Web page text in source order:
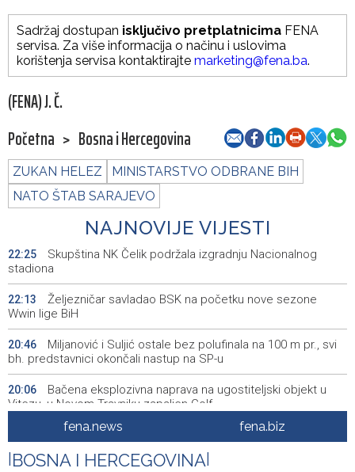
Sadržaj dostupan isključivo pretplatnicima FENA
servisa. Za više informacija o načinu i uslovima
korištenja servisa kontaktirajte marketing@fena.ba.
(FENA) J. Č.
Početna > Bosna i Hercegovina
ZUKAN HELEZ
MINISTARSTVO ODBRANE BIH
NATO ŠTAB SARAJEVO
NAJNOVIJE VIJESTI
22:25
Skupština NK Čelik podržala izgradnju Nacionalnog
stadiona
22:13
Željezničar savladao BSK na početku nove sezone
Wwin lige BiH
20:46
Miljanović i Suljić ostale bez polufinala na 100 m pr., svi
bh. predstavnici okončali nastup na SP-u
20:06
Bačena eksplozivna naprava na ugostiteljski objekt u
Vitezu, u Novom Travniku zapaljen Golf
Galerija ULUPUBiH otvara novu izlagačku sezonu,
predstavlja novi izlagački program
fena.news fena.biz
BOSNA I HERCEGOVINA